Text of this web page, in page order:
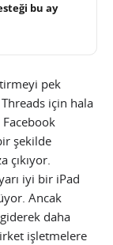
bu ay
pek
için hala
şekilde
iyi bir iPad
Ancak
daha
işletmelere